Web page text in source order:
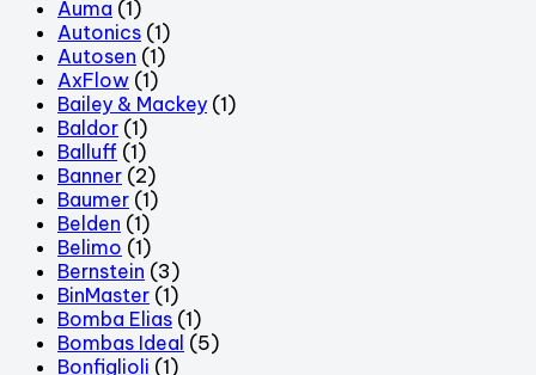
Auma (1)
Autonics (1)
Autosen (1)
AxFlow (1)
Bailey & Mackey (1)
Baldor (1)
Balluff (1)
Banner (2)
Baumer (1)
Belden (1)
Belimo (1)
Bernstein (3)
BinMaster (1)
Bomba Elias (1)
Bombas Ideal (5)
Bonfiglioli (1)